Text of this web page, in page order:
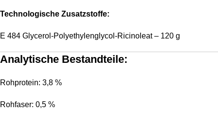
Technologische Zusatzstoffe:
E 484 Glycerol-Polyethylenglycol-Ricinoleat – 120 g
Analytische Bestandteile:
Rohprotein: 3,8 %
Rohfaser: 0,5 %